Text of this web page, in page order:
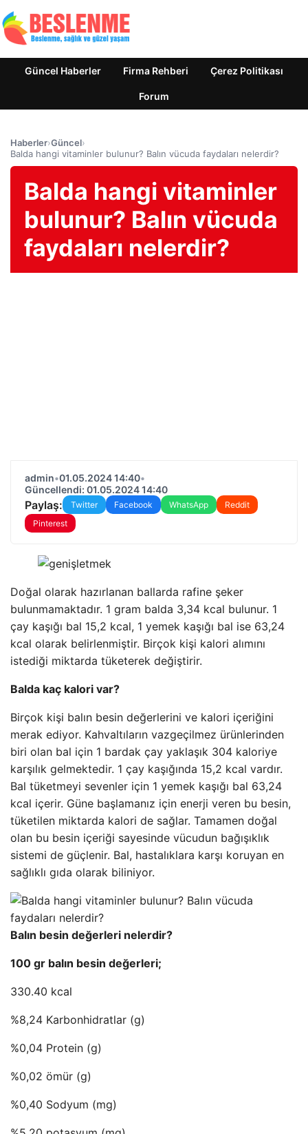
Güncel Haberler Firma Rehberi Çerez Politikası
Forum
Haberler›Güncel›
Balda hangi vitaminler bulunur? Balın vücuda faydaları nelerdir?
Balda hangi vitaminler
bulunur? Balın vücuda
faydaları nelerdir?
admin•01.05.2024 14:40•
Güncellendi: 01.05.2024 14:40
Paylaş: Twitter Facebook WhatsApp
Reddit
Pinterest
Doğal olarak hazırlanan ballarda rafine şeker
bulunmamaktadır. 1 gram balda 3,34 kcal bulunur. 1
çay kaşığı bal 15,2 kcal, 1 yemek kaşığı bal ise 63,24
kcal olarak belirlenmiştir. Birçok kişi kalori alımını
istediği miktarda tüketerek değiştirir.
Balda kaç kalori var?
Birçok kişi balın besin değerlerini ve kalori içeriğini
merak ediyor. Kahvaltıların vazgeçilmez ürünlerinden
biri olan bal için 1 bardak çay yaklaşık 304 kaloriye
karşılık gelmektedir. 1 çay kaşığında 15,2 kcal vardır.
Bal tüketmeyi sevenler için 1 yemek kaşığı bal 63,24
kcal içerir. Güne başlamanız için enerji veren bu besin,
tüketilen miktarda kalori de sağlar. Tamamen doğal
olan bu besin içeriği sayesinde vücudun bağışıklık
sistemi de güçlenir. Bal, hastalıklara karşı koruyan en
sağlıklı gıda olarak biliniyor.
Balın besin değerleri nelerdir?
100 gr balın besin değerleri;
330.40 kcal
%8,24 Karbonhidratlar (g)
%0,04 Protein (g)
%0,02 ömür (g)
%0,40 Sodyum (mg)